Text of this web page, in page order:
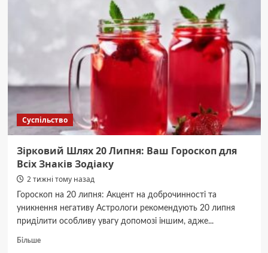
Суспільство
Зірковий Шлях 20 Липня: Ваш Гороскоп для
Всіх Знаків Зодіаку
2 тижні тому назад
Гороскоп на 20 липня: Акцент на доброчинності та
уникнення негативу Астрологи рекомендують 20 липня
приділити особливу увагу допомозі іншим, адже...
БільшеДокладніше